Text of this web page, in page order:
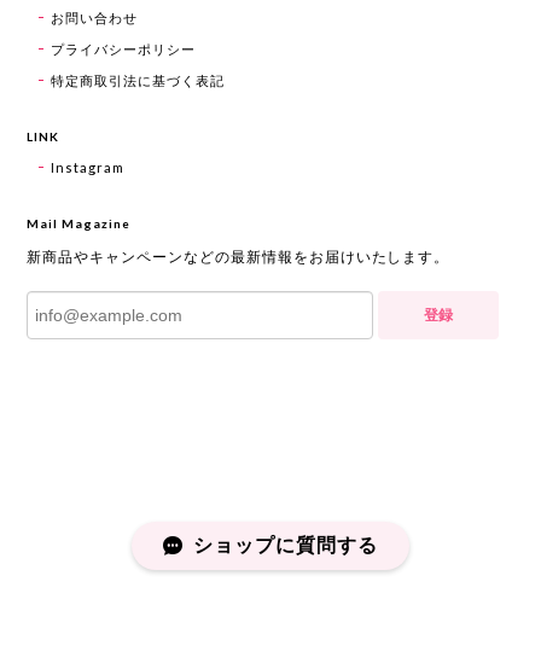
お問い合わせ
プライバシーポリシー
特定商取引法に基づく表記
LINK
Instagram
Mail Magazine
新商品やキャンペーンなどの最新情報をお届けいたします。
登録
ショップに質問する